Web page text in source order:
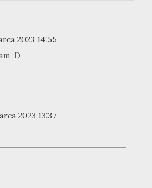
2023 14:55
:D
2023 13:37